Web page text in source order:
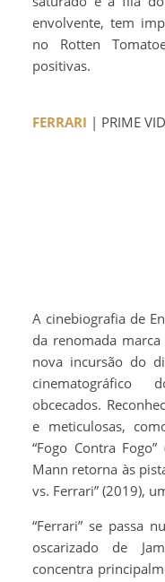
envolvente, tem
no Rotten
positivas.
FERRARI | PRIME
A cinebiografia de
da renomada
nova incursão do
cinematográfico
obcecados.
e meticulosas,
“Fogo Contra
Mann retorna às
vs. Ferrari” (2019),
“Ferrari” se passa
oscarizado de
concentra